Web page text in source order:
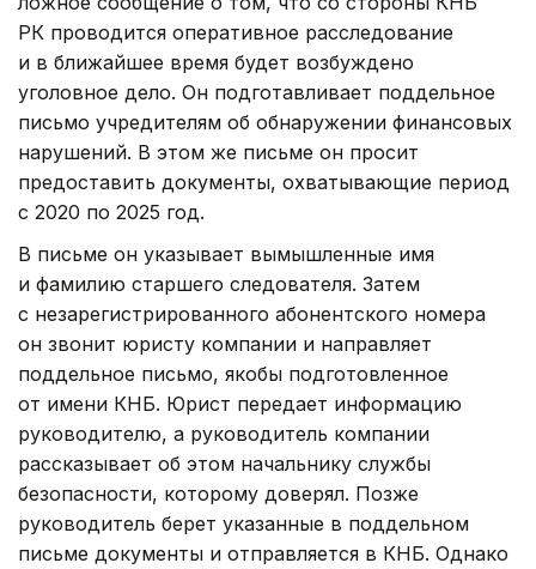
РК проводится оперативное расследование
и в ближайшее время будет возбуждено
уголовное дело. Он подготавливает поддельное
письмо учредителям об обнаружении финансовых
нарушений. В этом же письме он просит
предоставить документы, охватывающие период
с 2020 по 2025 год.
В письме он указывает вымышленные имя
и фамилию старшего следователя. Затем
с незарегистрированного абонентского номера
он звонит юристу компании и направляет
поддельное письмо, якобы подготовленное
от имени КНБ. Юрист передает информацию
руководителю, а руководитель компании
рассказывает об этом начальнику службы
безопасности, которому доверял. Позже
руководитель берет указанные в поддельном
письме документы и отправляется в КНБ. Однако